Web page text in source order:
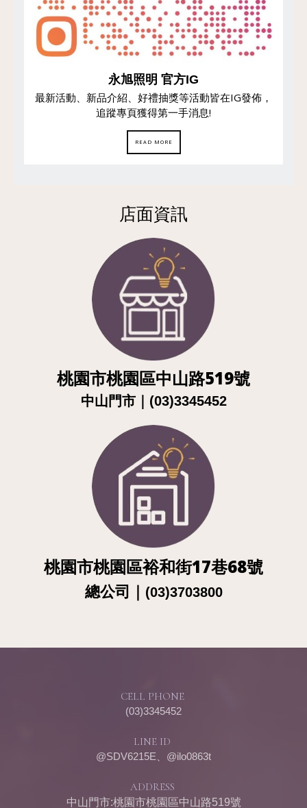
永旭照明 官方IG
最新活動、新品介紹、好禮抽獎等活動皆在IG發佈，
追蹤專頁獲得第一手消息!
READ MORE
店面資訊
桃園市桃園區中山路519號
中山門市｜ (03)3345452
桃園市桃園區裕和街17巷68號
總公司 ｜ (03)3703800
CELL PHONE
(03)3345452
LINE ID
@SDV6215E、@ilo0863t
ADDRESS
中山門市:桃園市桃園區中山路519號